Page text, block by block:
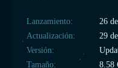
Lanzamiento:
26
Actualización:
29
Versión:
Tamaño:
8.58